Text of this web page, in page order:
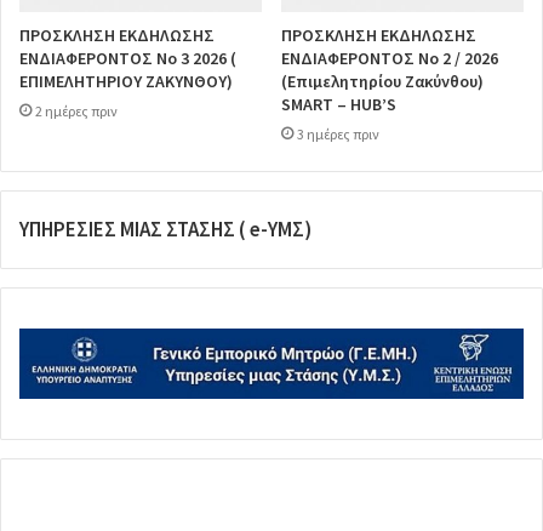
ΠΡΟΣΚΛΗΣΗ ΕΚΔΗΛΩΣΗΣ
ΕΝΔΙΑΦΕΡΟΝΤΟΣ Νο 3 2026 (
ΕΠΙΜΕΛΗΤΗΡΙΟΥ ΖΑΚΥΝΘΟΥ)
2 ημέρες πριν
ΠΡΟΣΚΛΗΣΗ ΕΚΔΗΛΩΣΗΣ
ΕΝΔΙΑΦΕΡΟΝΤΟΣ Νο 2 / 2026
(Επιμελητηρίου Ζακύνθου)
SMART – HUB’S
3 ημέρες πριν
ΥΠΗΡΕΣΙΕΣ ΜΙΑΣ ΣΤΑΣΗΣ ( e-ΥΜΣ)